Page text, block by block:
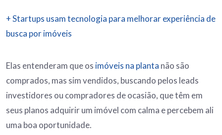
+ Startups usam tecnologia para melhorar experiência de
busca por imóveis
Elas entenderam que os imóveis na planta não são
comprados, mas sim vendidos, buscando pelos leads
investidores ou compradores de ocasião, que têm em
seus planos adquirir um imóvel com calma e percebem ali
uma boa oportunidade.